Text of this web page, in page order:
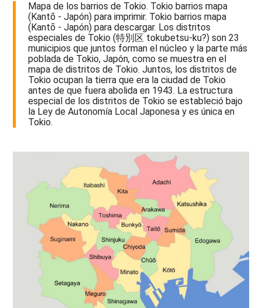
Mapa de los barrios de Tokio. Tokio barrios mapa
(Kantō - Japón) para imprimir. Tokio barrios mapa
(Kantō - Japón) para descargar. Los distritos
especiales de Tokio (特別区 tokubetsu-ku?) son 23
municipios que juntos forman el núcleo y la parte más
poblada de Tokio, Japón, como se muestra en el
mapa de distritos de Tokio. Juntos, los distritos de
Tokio ocupan la tierra que era la ciudad de Tokio
antes de que fuera abolida en 1943. La estructura
especial de los distritos de Tokio se estableció bajo
la Ley de Autonomía Local Japonesa y es única en
Tokio.